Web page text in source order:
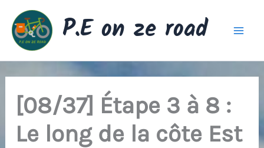
contenu
P.E on ze road
[08/37] Étape 3 à 8 :
Le long de la côte Est